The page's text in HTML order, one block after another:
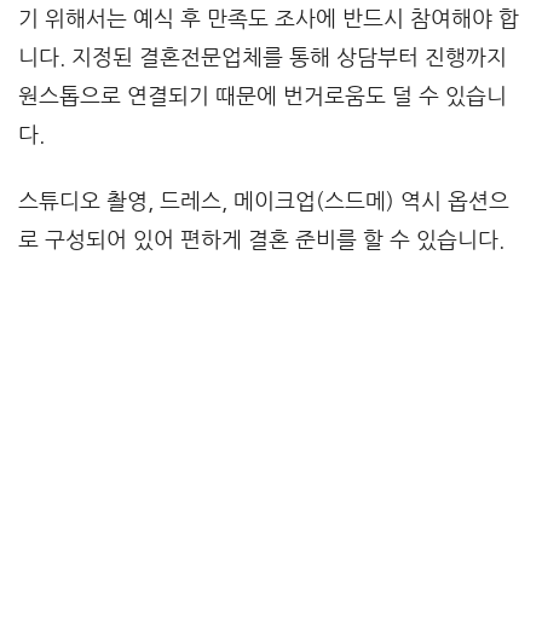
기 위해서는 예식 후 만족도 조사에 반드시 참여해야 합
니다. 지정된 결혼전문업체를 통해 상담부터 진행까지
원스톱으로 연결되기 때문에 번거로움도 덜 수 있습니
다.
스튜디오 촬영, 드레스, 메이크업(스드메) 역시 옵션으
로 구성되어 있어 편하게 결혼 준비를 할 수 있습니다.